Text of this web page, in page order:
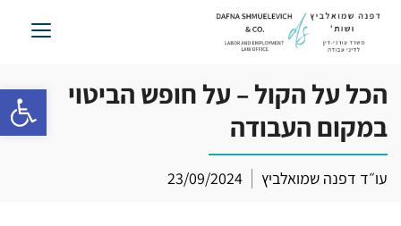
פתח
דלג
הכל על הקול – על חופש הביטוי
במקום העבודה
עו״ד דפנה שמואלביץ 23/09/2024